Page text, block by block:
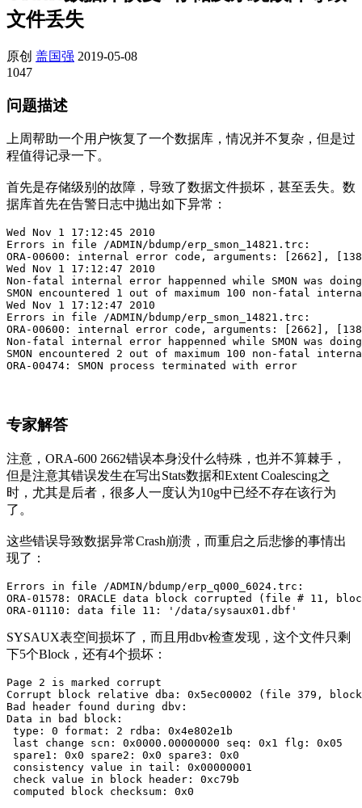
文件丢失
原创 盖国强 2019-05-08
1047
问题描述
上周帮助一个用户恢复了一个数据库，情况并不复杂，但是过
程值得记录一下。
首先是存储级别的故障，导致了数据文件损坏，甚至丢失。数
据库首先在告警日志中抛出如下异常：
Wed Nov 1 17:12:45 2010
Errors in file /ADMIN/bdump/erp_smon_14821.trc:
ORA-00600: internal error code, arguments: [2662],
Wed Nov 1 17:12:47 2010
Non-fatal internal error happenned while SMON was
SMON encountered 1 out of maximum 100 non-fatal
Wed Nov 1 17:12:47 2010
Errors in file /ADMIN/bdump/erp_smon_14821.trc:
ORA-00600: internal error code, arguments: [2662],
Non-fatal internal error happenned while SMON was
SMON encountered 2 out of maximum 100 non-fatal
ORA-00474: SMON process terminated with error
专家解答
注意，ORA-600 2662错误本身没什么特殊，也并不算棘手，
但是注意其错误发生在写出Stats数据和Extent Coalescing之
时，尤其是后者，很多人一度认为10g中已经不存在该行为
了。
这些错误导致数据异常Crash崩溃，而重启之后悲惨的事情出
现了：
Errors in file /ADMIN/bdump/erp_q000_6024.trc:
ORA-01578: ORACLE data block corrupted (file # 11,
ORA-01110: data file 11: '/data/sysaux01.dbf'
SYSAUX表空间损坏了，而且用dbv检查发现，这个文件只剩
下5个Block，还有4个损坏：
Page 2 is marked corrupt
Corrupt block relative dba: 0x5ec00002 (file 379,
Bad header found during dbv:
Data in bad block:
type: 0 format: 2 rdba: 0x4e802e1b
last change scn: 0x0000.00000000 seq: 0x1 flg: 0x05
spare1: 0x0 spare2: 0x0 spare3: 0x0
consistency value in tail: 0x00000001
check value in block header: 0xc79b
computed block checksum: 0x0